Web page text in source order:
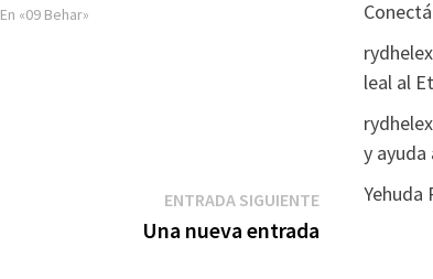
En «09 Behar»
ENTRADA SIGUIENTEEntrada
siguiente:
Una nueva entrada
leal al
y ayuda
Yehuda